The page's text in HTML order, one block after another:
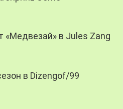
«Медвезай» в Jules Zang
в Dizengof/99